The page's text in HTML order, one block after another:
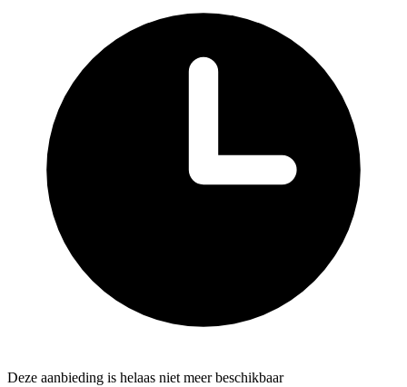
Deze aanbieding is helaas niet meer beschikbaar